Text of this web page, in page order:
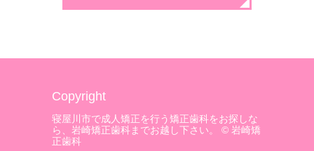
Copyright
寝屋川市で成人矯正を行う矯正歯科をお探しな
ら、岩崎矯正歯科までお越し下さい。 © 岩崎矯
正歯科